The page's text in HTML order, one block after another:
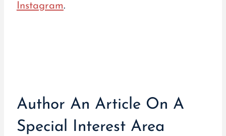
Instagram.
Author An Article On A
Special Interest Area